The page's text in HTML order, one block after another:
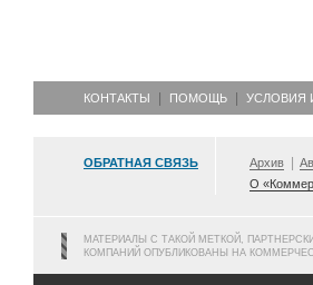
КОНТАКТЫ ПОМОЩЬ УСЛОВИЯ
ОБРАТНАЯ СВЯЗЬ Архив
О
МАТЕРИАЛЫ С ТАКОЙ МЕТКОЙ,
КОМПАНИЙ ОПУБЛИКОВАНЫ НА